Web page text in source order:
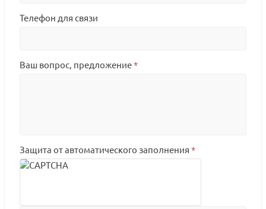
Телефон для связи
Ваш вопрос, предложение*
Защита от автоматического заполнения *